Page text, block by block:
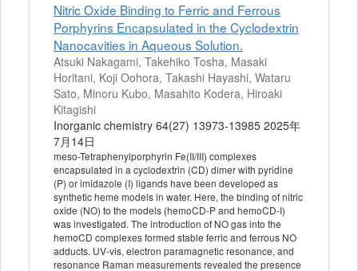
Nitric Oxide Binding to Ferric and Ferrous
Porphyrins Encapsulated in the Cyclodextrin
Nanocavities in Aqueous Solution.
Atsuki Nakagami, Takehiko Tosha, Masaki
Horitani, Koji Oohora, Takashi Hayashi, Wataru
Sato, Minoru Kubo, Masahito Kodera, Hiroaki
Kitagishi
Inorganic chemistry 64(27) 13973-13985 2025年
7月14日
meso-Tetraphenylporphyrin Fe(II/III) complexes
encapsulated in a cyclodextrin (CD) dimer with pyridine
(P) or imidazole (I) ligands have been developed as
synthetic heme models in water. Here, the binding of nitric
oxide (NO) to the models (hemoCD-P and hemoCD-I)
was investigated. The introduction of NO gas into the
hemoCD complexes formed stable ferric and ferrous NO
adducts. UV-vis, electron paramagnetic resonance, and
resonance Raman measurements revealed the presence